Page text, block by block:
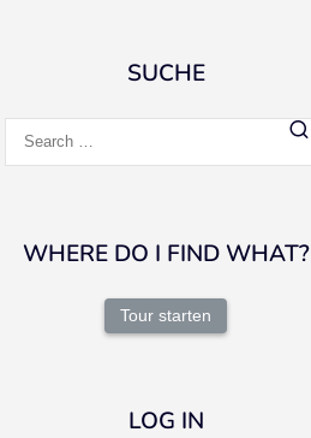
SUCHE
for:
WHERE DO I FIND WHAT?
Tour starten
LOG IN